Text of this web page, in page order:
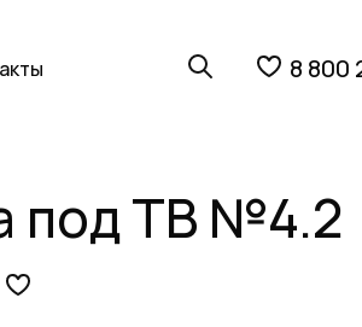
8 800
под ТВ №4.2